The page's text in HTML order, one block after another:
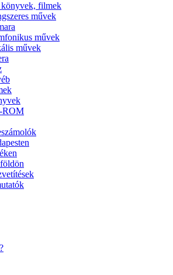
filmek
művek
művek
művek
ROM